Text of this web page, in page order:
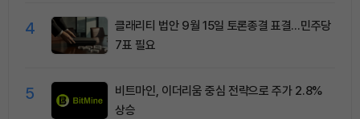
4
클래리티 법안 9월 15일 토론종결 표결…민주당
7표 필요
5
비트마인, 이더리움 중심 전략으로 주가 2.8%
상승